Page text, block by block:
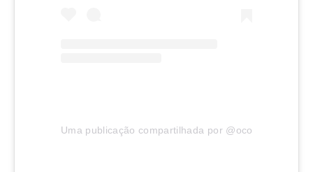
Uma publicação compartilhada por